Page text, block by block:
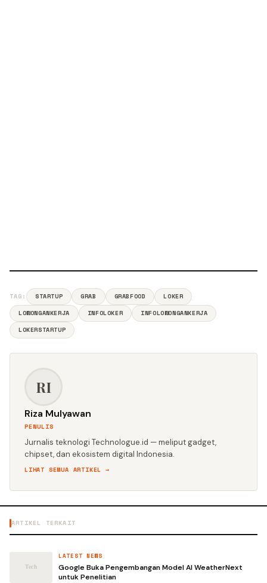
TAG: STARTUP GRAB GRABFOOD
LOKER
LOWONGANKERJA
INFOLOKER
INFOLOWONGANKERJA
LOKERSTARTUP
RI
Riza Mulyawan
PENULIS
Jurnalis teknologi Technologue.id — meliput gadget,
chipset, dan ekosistem digital Indonesia.
LIHAT SEMUA ARTIKEL →
ARTIKEL TERKAIT
LATEST NEWS
Google Buka Pengembangan Model AI WeatherNext
untuk Penelitian